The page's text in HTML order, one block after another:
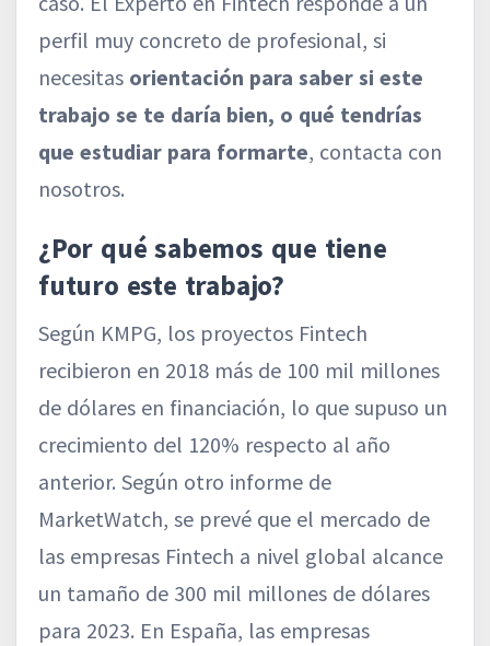
perfil muy concreto de profesional, si
necesitas orientación para saber si este
trabajo se te daría bien, o qué tendrías
que estudiar para formarte, contacta con
nosotros.
¿Por qué sabemos que tiene
futuro este trabajo?
Según KMPG, los proyectos Fintech
recibieron en 2018 más de 100 mil millones
de dólares en financiación, lo que supuso un
crecimiento del 120% respecto al año
anterior. Según otro informe de
MarketWatch, se prevé que el mercado de
las empresas Fintech a nivel global alcance
un tamaño de 300 mil millones de dólares
para 2023. En España, las empresas